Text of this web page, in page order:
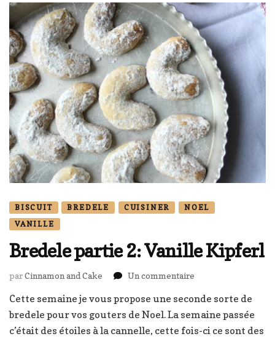
BISCUIT BREDELE CUISINER
NOEL
VANILLE
Bredele partie 2: Vanille Kipferl
parCinnamon and Cake Un commentaire
partie
2:
Vanille
Cette semaine je vous propose une seconde sorte de
bredele pour vos gouters de Noel. La semaine passée
c’était des étoiles à la cannelle, cette fois-ci ce sont des